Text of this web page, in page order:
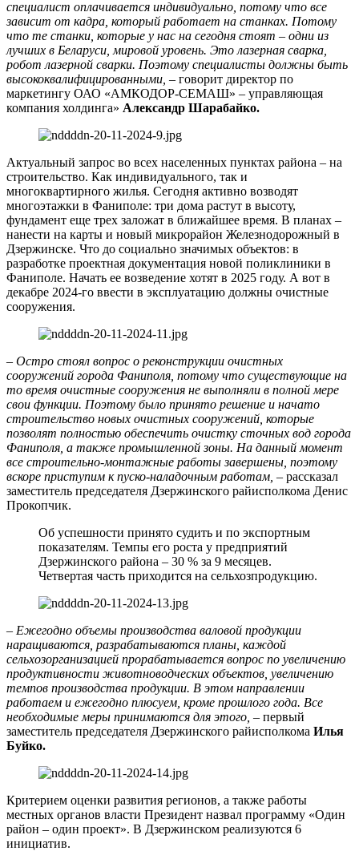
специалист оплачивается индивидуально, потому что все
зависит от кадра, который работает на станках. Потому
что те станки, которые у нас на сегодня стоят – одни из
лучших в Беларуси, мировой уровень. Это лазерная сварка,
робот лазерной сварки. Поэтому специалисты должны быть
высококвалифицированными, – говорит директор по
маркетингу ОАО «АМКОДОР-СЕМАШ» – управляющая
компания холдинга» Александр Шарабайко.
Актуальный запрос во всех населенных пунктах района – на
строительство. Как индивидуального, так и
многоквартирного жилья. Сегодня активно возводят
многоэтажки в Фаниполе: три дома растут в высоту,
фундамент еще трех заложат в ближайшее время. В планах –
нанести на карты и новый микрорайон Железнодорожный в
Дзержинске. Что до социально значимых объектов: в
разработке проектная документация новой поликлиники в
Фаниполе. Начать ее возведение хотят в 2025 году. А вот в
декабре 2024-го ввести в эксплуатацию должны очистные
сооружения.
– Остро стоял вопрос о реконструкции очистных
сооружений города Фаниполя, потому что существующие на
то время очистные сооружения не выполняли в полной мере
свои функции. Поэтому было принято решение и начато
строительство новых очистных сооружений, которые
позволят полностью обеспечить очистку сточных вод города
Фаниполя, а также промышленной зоны. На данный момент
все строительно-монтажные работы завершены, поэтому
вскоре приступим к пуско-наладочным работам, – рассказал
заместитель председателя Дзержинского райисполкома Денис
Прокопчик.
Об успешности принято судить и по экспортным
показателям. Темпы его роста у предприятий
Дзержинского района – 30 % за 9 месяцев.
Четвертая часть приходится на сельхозпродукцию.
– Ежегодно объемы производства валовой продукции
наращиваются, разрабатываются планы, каждой
сельхозорганизацией прорабатывается вопрос по увеличению
продуктивности животноводческих объектов, увеличению
темпов производства продукции. В этом направлении
работаем и ежегодно плюсуем, кроме прошлого года. Все
необходимые меры принимаются для этого, – первый
заместитель председателя Дзержинского райисполкома Илья
Буйко.
Критерием оценки развития регионов, а также работы
местных органов власти Президент назвал программу «Один
район – один проект». В Дзержинском реализуются 6
инициатив.